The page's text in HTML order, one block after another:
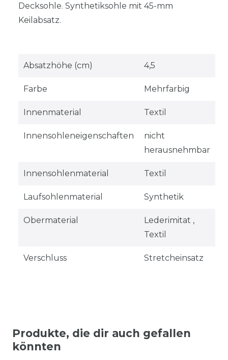
Decksohle. Synthetiksohle mit 45-mm
Keilabsatz.
Absatzhöhe (cm) 4,5
Farbe Mehrfarbig
Innenmaterial Textil
Innensohleneigenschaften
nicht
herausnehmbar
Innensohlenmaterial Textil
Laufsohlenmaterial Synthetik
Obermaterial
Lederimitat ,
Textil
Verschluss Stretcheinsatz
Produkte, die dir auch gefallen
könnten